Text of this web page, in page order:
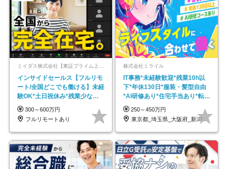
インサイドセールス【フルリモ
ート/全国どこでも働ける】未経
験OK*土日祝休み*残業少なめ*
在宅勤務手当あり
300～600万円
フルリモートあり
株式会社ミライル
IT事務*未経験歓迎*残業10h以
下*年休130日*服装・髪型自由
*AI研修あり*住宅手当あり*転勤
なし
250～450万円
東京都_埼玉県_大阪府_新潟県_福岡県